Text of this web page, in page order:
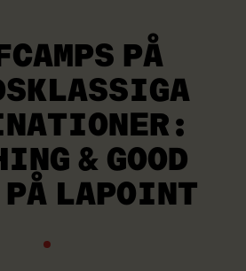
PÅ
& GOOD
LAPOINT